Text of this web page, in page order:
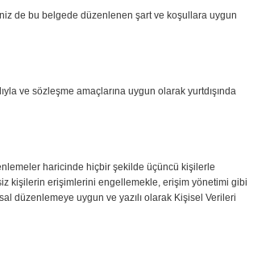
de bu belgede düzenlenen şart ve koşullara uygun
ve sözleşme amaçlarına uygun olarak yurtdışında
haricinde hiçbir şekilde üçüncü kişilerle
kişilerin erişimlerini engellemekle, erişim yönetimi gibi
düzenlemeye uygun ve yazılı olarak Kişisel Verileri